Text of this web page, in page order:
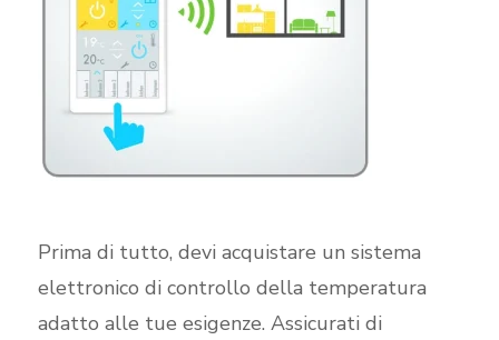
Prima di tutto, devi acquistare un sistema
elettronico di controllo della temperatura
adatto alle tue esigenze. Assicurati di